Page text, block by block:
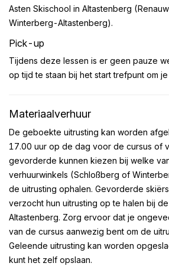
Asten Skischool in Altastenberg
Winterberg-Altastenberg).
Pick-up
Tijdens deze lessen is er geen pauze
op tijd te staan bij het start trefpunt om
Materiaalverhuur
De geboekte uitrusting kan worden
17.00 uur op de dag voor de cursus of
gevorderde kunnen kiezen bij welke
verhuurwinkels (Schloßberg of
de uitrusting ophalen. Gevorderde
verzocht hun uitrusting op te halen bij
Altastenberg. Zorg ervoor dat je
van de cursus aanwezig bent om de
Geleende uitrusting kan worden
kunt het zelf opslaan.